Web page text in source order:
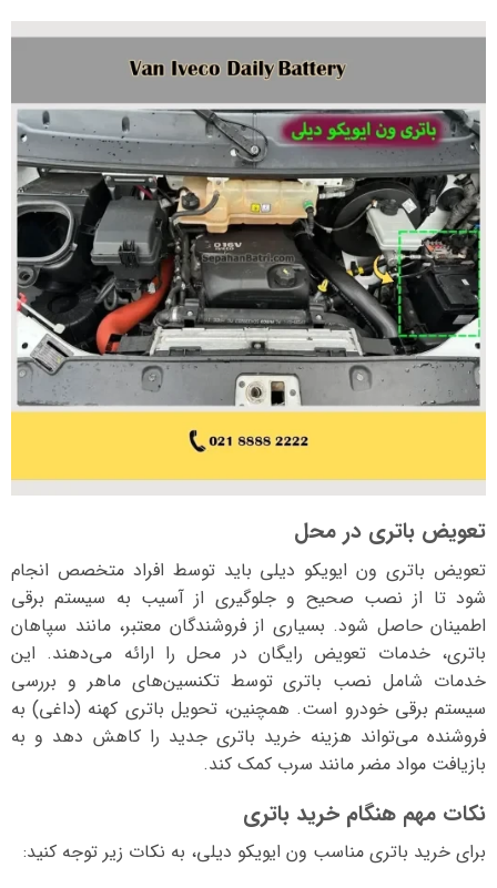
تعویض باتری در محل
تعویض باتری ون ایویکو دیلی باید توسط افراد متخصص انجام
شود تا از نصب صحیح و جلوگیری از آسیب به سیستم برقی
اطمینان حاصل شود. بسیاری از فروشندگان معتبر، مانند سپاهان
باتری، خدمات تعویض رایگان در محل را ارائه می‌دهند. این
خدمات شامل نصب باتری توسط تکنسین‌های ماهر و بررسی
سیستم برقی خودرو است. همچنین، تحویل باتری کهنه (داغی) به
فروشنده می‌تواند هزینه خرید باتری جدید را کاهش دهد و به
بازیافت مواد مضر مانند سرب کمک کند.
نکات مهم هنگام خرید باتری
برای خرید باتری مناسب ون ایویکو دیلی، به نکات زیر توجه کنید: